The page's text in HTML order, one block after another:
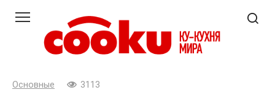
контенту
Основные 3113